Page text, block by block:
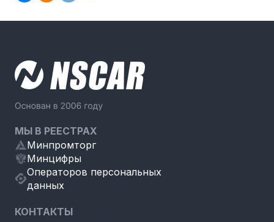
МЫ В РЕЕСТРАХ
Минпромторг
Минцифры
Операторов персональных
данных
КОНТАКТЫ